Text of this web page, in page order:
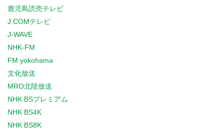
鹿児島読売テレビ
J:COMテレビ
J-WAVE
NHK-FM
FM yokohama
文化放送
MRO北陸放送
NHK BSプレミアム
NHK BS4K
NHK BS8K